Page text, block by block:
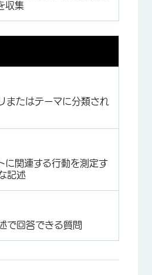
×
収集
またはテーマに分類され
に関連する行動を測定す
記述
で回答できる質問